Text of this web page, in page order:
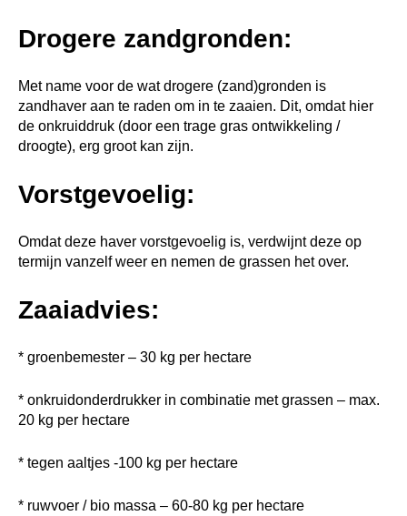
Drogere zandgronden:
Met name voor de wat drogere (zand)gronden is
zandhaver aan te raden om in te zaaien. Dit, omdat hier
de onkruiddruk (door een trage gras ontwikkeling /
droogte), erg groot kan zijn.
Vorstgevoelig:
Omdat deze haver vorstgevoelig is, verdwijnt deze op
termijn vanzelf weer en nemen de grassen het over.
Zaaiadvies:
* groenbemester – 30 kg per hectare
* onkruidonderdrukker in combinatie met grassen – max.
20 kg per hectare
* tegen aaltjes -100 kg per hectare
* ruwvoer / bio massa – 60-80 kg per hectare